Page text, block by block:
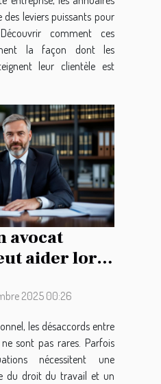
leviers puissants pour
comment ces
la façon dont les
leur clientèle est
avocat
aider lors
2025 00:26
les désaccords entre
sont pas rares. Parfois
nécessitent une
du droit du travail et un